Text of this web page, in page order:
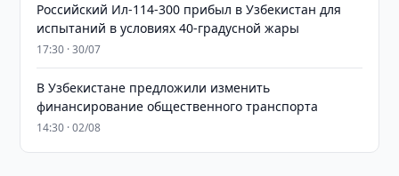
Российский Ил-114-300 прибыл в Узбекистан для
испытаний в условиях 40-градусной жары
17:30 · 30/07
В Узбекистане предложили изменить
финансирование общественного транспорта
14:30 · 02/08